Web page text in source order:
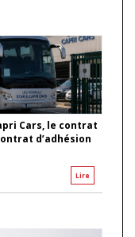
Cars, le contrat
d’adhésion
Lire